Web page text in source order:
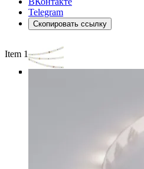
Telegram
Скопировать ссылку
Item 1 of 4